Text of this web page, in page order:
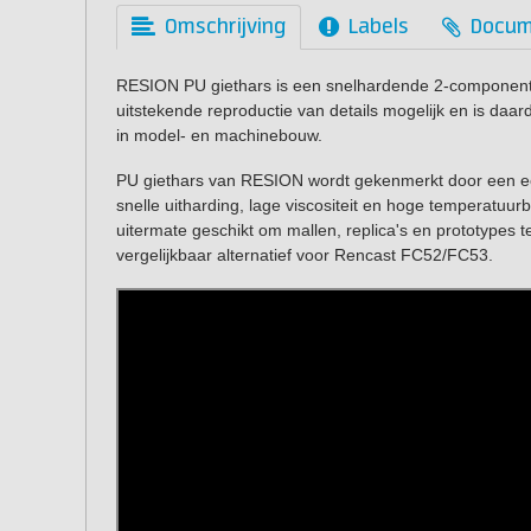
Omschrijving Labels
RESION PU giethars is een snelhardende 2-
uitstekende reproductie van details mogelijk en is
in model- en machinebouw.
PU giethars van RESION wordt gekenmerkt door een
snelle uitharding, lage viscositeit en hoge
uitermate geschikt om mallen, replica's en prototypes
vergelijkbaar alternatief voor Rencast FC52/FC53.